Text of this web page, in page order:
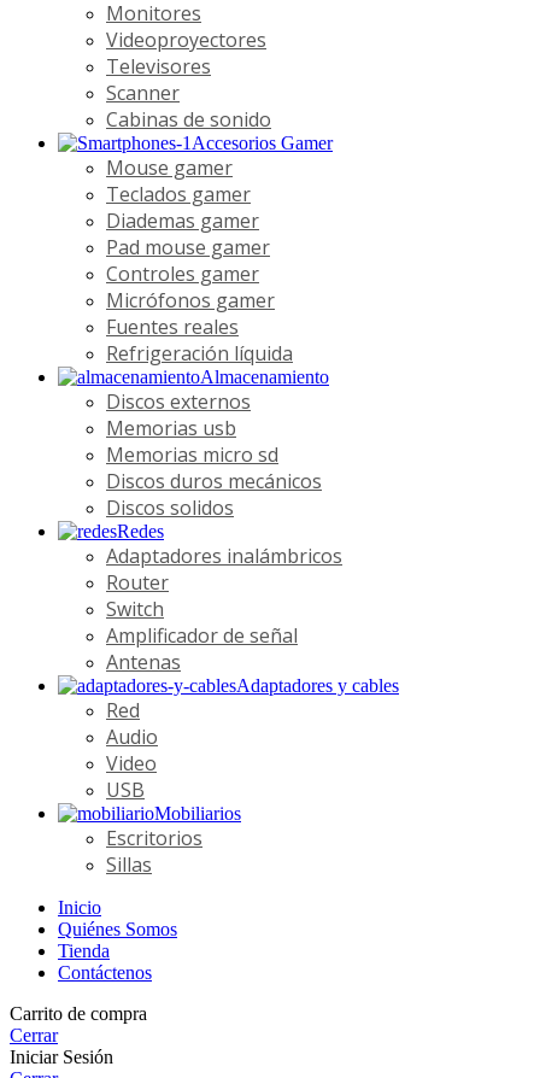
Monitores
Videoproyectores
Televisores
Scanner
Cabinas de sonido
Accesorios Gamer
Mouse gamer
Teclados gamer
Diademas gamer
Pad mouse gamer
Controles gamer
Micrófonos gamer
Fuentes reales
Refrigeración líquida
Almacenamiento
Discos externos
Memorias usb
Memorias micro sd
Discos duros mecánicos
Discos solidos
Redes
Adaptadores inalámbricos
Router
Switch
Amplificador de señal
Antenas
Adaptadores y cables
Red
Audio
Video
USB
Mobiliarios
Escritorios
Sillas
Inicio
Quiénes Somos
Tienda
Contáctenos
Carrito de compra
Cerrar
Iniciar Sesión